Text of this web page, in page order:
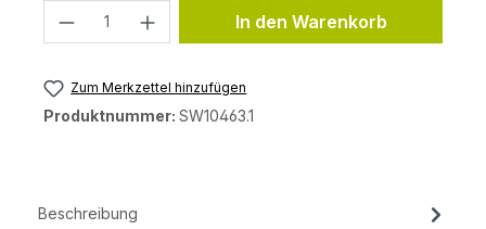
Produkt Anzahl: Gib den
In den Warenkorb
Zum Merkzettel hinzufügen
Produktnummer: SW10463.1
Beschreibung